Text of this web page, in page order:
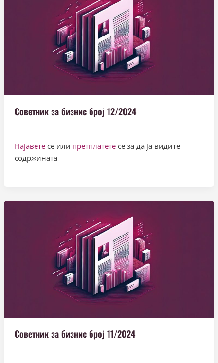
Советник за бизнис број 12/2024
Најавете се или претплатетесе за да ја видите
содржината
Советник за бизнис број 11/2024